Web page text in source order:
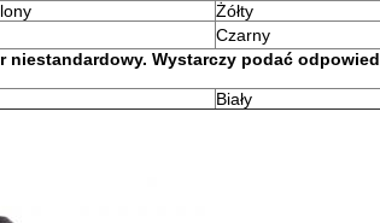
Żółty
Czarny
Wystarczy podać
Biały